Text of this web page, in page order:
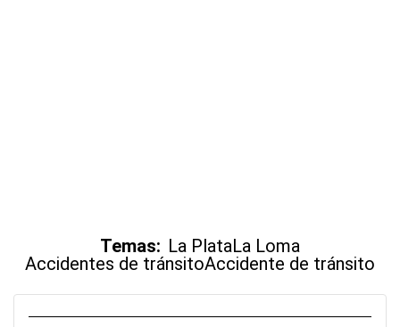
Temas: La PlataLa Loma
Accidentes de tránsitoAccidente de tránsito